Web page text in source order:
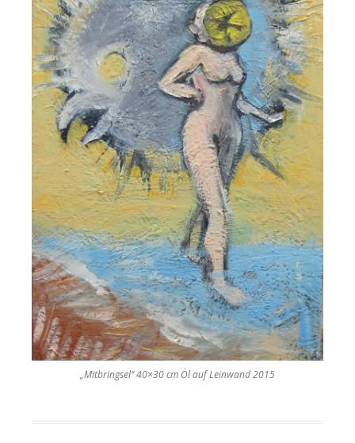
„Mitbringsel“ 40×30 cm Öl auf Leinwand 2015